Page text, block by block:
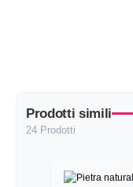
Prodotti simili
24 Prodotti